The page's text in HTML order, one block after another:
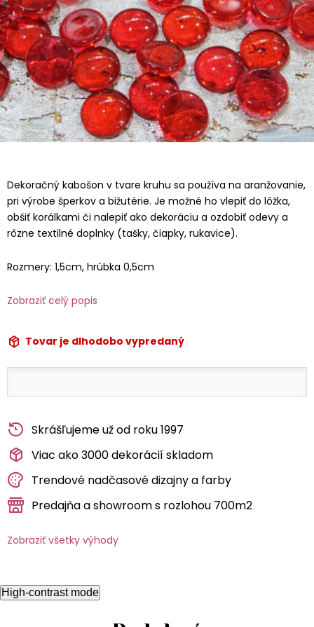
Dekoračný kabošon v tvare kruhu sa používa na aranžovanie,
pri výrobe šperkov a bižutérie. Je možné ho vlepiť do lôžka,
obšiť korálkami či nalepiť ako dekoráciu a ozdobiť odevy a
rôzne textilné doplnky (tašky, čiapky, rukavice).
Rozmery: 1,5cm, hrúbka 0,5cm
Zobraziť celý popis
Tovar je dlhodobo vypredaný
Skrášľujeme už od roku 1997
Viac ako 3000 dekorácií skladom
Trendové nadčasové dizajny a farby
Predajňa a showroom s rozlohou 700m2
Zobraziť všetky výhody
High-contrast mode